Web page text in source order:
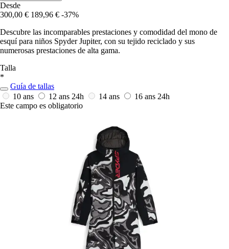
Desde
300,00 € 189,96 € -37%
Descubre las incomparables prestaciones y comodidad del mono de
esquí para niños Spyder Jupiter, con su tejido reciclado y sus
numerosas prestaciones de alta gama.
Talla
*
Guía de tallas
10 ans
12 ans 24h 14 ans 16 ans 24h
Este campo es obligatorio